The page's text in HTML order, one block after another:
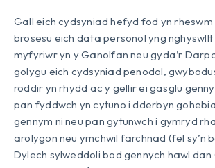
Gall eich cydsyniad hefyd fod yn
brosesu eich data personol yng
myfyriwr yn y Ganolfan neu gyda’r
golygu eich cydsyniad penodol,
roddir yn rhydd ac y gellir ei gasglu
pan fyddwch yn cytuno i dderbyn
gennym ni neu pan gytunwch i gymryd
arolygon neu ymchwil farchnad (fel sy’n
Dylech sylweddoli bod gennych hawl